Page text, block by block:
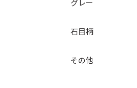
グレー
石目柄
その他